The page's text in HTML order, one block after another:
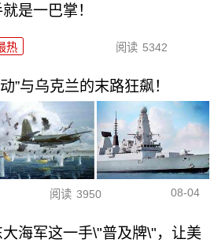
是一巴掌！
热 阅读 5342
”与乌克兰的末路狂飙！
阅读 3950 08-04
大海军这一手\"普及牌\"，让美